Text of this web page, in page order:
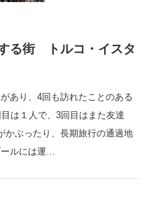
る街 トルコ・イスタ
あり、4回も訪れたことのある
は１人で、3回目はまた友達
かぶったり、長期旅行の通過地
ールには運…